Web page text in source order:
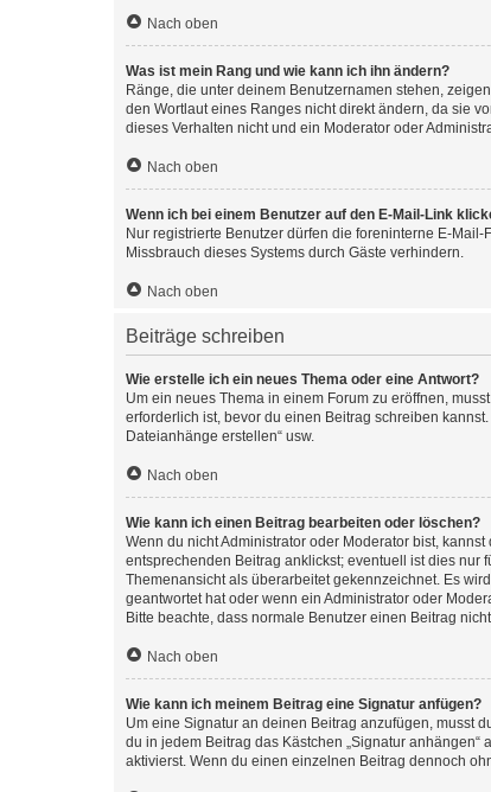
Nach oben
Was ist mein Rang und wie kann ich ihn ändern?
Ränge, die unter deinem Benutzernamen stehen,
den Wortlaut eines Ranges nicht direkt ändern, da sie
dieses Verhalten nicht und ein Moderator oder
Nach oben
Wenn ich bei einem Benutzer auf den E-Mail-Link
Nur registrierte Benutzer dürfen die foreninterne E-
Missbrauch dieses Systems durch Gäste verhindern.
Nach oben
Beiträge schreiben
Wie erstelle ich ein neues Thema oder eine Antwort?
Um ein neues Thema in einem Forum zu eröffnen,
erforderlich ist, bevor du einen Beitrag schreiben
Dateianhänge erstellen“ usw.
Nach oben
Wie kann ich einen Beitrag bearbeiten oder löschen?
Wenn du nicht Administrator oder Moderator bist,
entsprechenden Beitrag anklickst; eventuell ist dies nur
Themenansicht als überarbeitet gekennzeichnet. Es
geantwortet hat oder wenn ein Administrator oder
Bitte beachte, dass normale Benutzer einen Beitrag
Nach oben
Wie kann ich meinem Beitrag eine Signatur anfügen?
Um eine Signatur an deinen Beitrag anzufügen, musst
du in jedem Beitrag das Kästchen „Signatur
aktivierst. Wenn du einen einzelnen Beitrag dennoch